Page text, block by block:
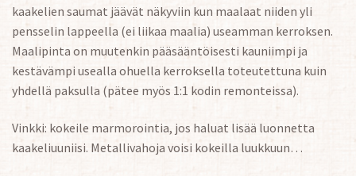
kaakelien saumat jäävät näkyviin kun maalaat niiden yli
pensselin lappeella (ei liikaa maalia) useamman kerroksen.
Maalipinta on muutenkin pääsääntöisesti kauniimpi ja
kestävämpi usealla ohuella kerroksella toteutettuna kuin
yhdellä paksulla (pätee myös 1:1 kodin remonteissa).
Vinkki: kokeile marmorointia, jos haluat lisää luonnetta
kaakeliuuniisi. Metallivahoja voisi kokeilla luukkuun…